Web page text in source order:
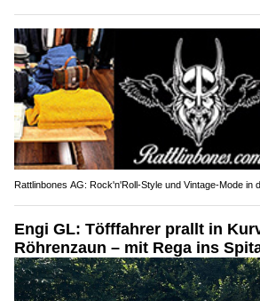
Rattlinbones AG: Rock'n'Roll-Style und Vintage-Mode in
Engi GL: Töfffahrer prallt in
Röhrenzaun – mit Rega ins